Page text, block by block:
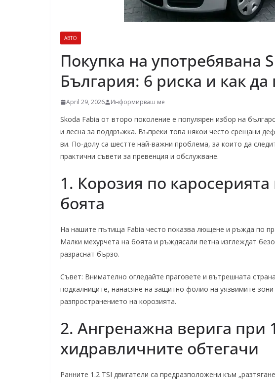
АВТО
Покупка на употребявана
България: 6 риска и как да
April 29, 2026 Информирваш ме
Skoda Fabia от второ поколение е популярен избор на
и лесна за поддръжка. Въпреки това някои често срещани
ви. По-долу са шестте най-важни проблема, за които да
практични съвети за превенция и обслужване.
1. Корозия по
боята
На нашите пътища Fabia често показва лющене и ръжда по
Малки мехурчета на боята и ръждясали петна изглеждат
разраснат бързо.
Съвет: Внимателно огледайте праговете и вътрешната
подкалниците, нанасяне на защитно фолио на уязвимите
разпространението на корозията.
2. Ангренажна верига при
хидравличните обтегачи
Ранните 1.2 TSI двигатели са предразположени към